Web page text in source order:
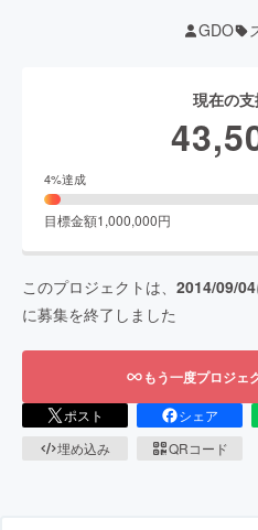
GDO
現在の
4%達成
目標金額1,000,000円
このプロジェクトは、 2014/09/04
に募集を終了しました
もう一度プロジェ
ポスト シェア
埋め込み
QRコード